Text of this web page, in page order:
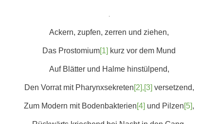
Ackern, zupfen, zerren und ziehen,
Das Prostomium[1] kurz vor dem Mund
Auf Blätter und Halme hinstülpend,
Den Vorrat mit Pharynxsekreten[2],[3] versetzend,
Zum Modern mit Bodenbakterien[4] und Pilzen[5],